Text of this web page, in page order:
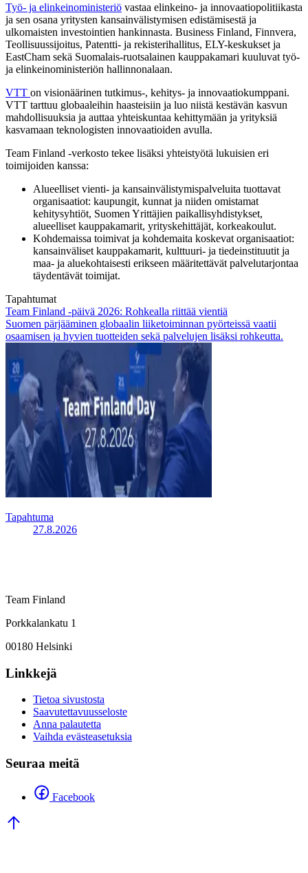
Työ- ja elinkeinoministeriö vastaa elinkeino- ja innovaatiopolitiikasta
ja sen osana yritysten kansainvälistymisen edistämisestä ja
ulkomaisten investointien hankinnasta. Business Finland, Finnvera,
Teollisuussijoitus, Patentti- ja rekisterihallitus, ELY-keskukset ja
EastCham sekä Suomalais-ruotsalainen kauppakamari kuuluvat työ-
ja elinkeinoministeriön hallinnonalaan.
VTT on visionäärinen tutkimus-, kehitys- ja innovaatiokumppani.
VTT tarttuu globaaleihin haasteisiin ja luo niistä kestävän kasvun
mahdollisuuksia ja auttaa yhteiskuntaa kehittymään ja yrityksiä
kasvamaan teknologisten innovaatioiden avulla.
Team Finland -verkosto tekee lisäksi yhteistyötä lukuisien eri
toimijoiden kanssa:
Alueelliset vienti- ja kansainvälistymispalveluita tuottavat
organisaatiot: kaupungit, kunnat ja niiden omistamat
kehitysyhtiöt, Suomen Yrittäjien paikallisyhdistykset,
alueelliset kauppakamarit, yrityskehittäjät, korkeakoulut.
Kohdemaissa toimivat ja kohdemaita koskevat organisaatiot:
kansainväliset kauppakamarit, kulttuuri- ja tiedeinstituutit ja
maa- ja aluekohtaisesti erikseen määritettävät palvelutarjontaa
täydentävät toimijat.
Tapahtumat
Team Finland -päivä 2026: Rohkealla riittää vientiä
Suomen pärjääminen globaalin liiketoiminnan pyörteissä vaatii
osaamisen ja hyvien tuotteiden sekä palvelujen lisäksi rohkeutta.
Tapahtuma
27.8.2026
Team Finland
Porkkalankatu 1
00180 Helsinki
Linkkejä
Tietoa sivustosta
Saavutettavuusseloste
Anna palautetta
Vaihda evästeasetuksia
Seuraa meitä
Facebook